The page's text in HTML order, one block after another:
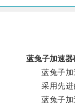
蓝兔子加速器
蓝兔子加速
采用先进的
蓝兔子加速